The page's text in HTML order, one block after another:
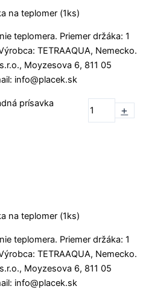
na teplomer (1ks)
teplomera. Priemer držáka: 1
TETRAAQUA, Nemecko.
Moyzesova 6, 811 05
info@placek.sk
prísavka
+
na teplomer (1ks)
teplomera. Priemer držáka: 1
TETRAAQUA, Nemecko.
Moyzesova 6, 811 05
info@placek.sk